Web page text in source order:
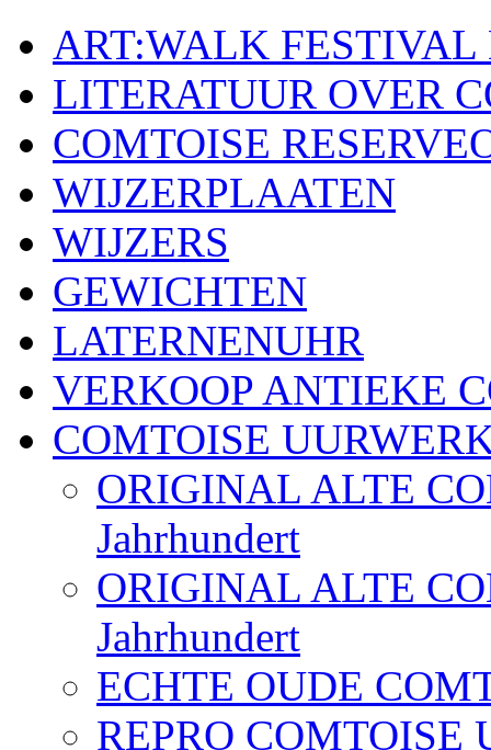
ART:WALK FESTIVAL
LITERATUUR OVER
COMTOISE
WIJZERPLAATEN
WIJZERS
GEWICHTEN
LATERNENUHR
VERKOOP ANTIEKE
COMTOISE
ORIGINAL ALTE
Jahrhundert
ORIGINAL ALTE
Jahrhundert
ECHTE OUDE
REPRO COMTOISE